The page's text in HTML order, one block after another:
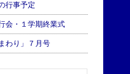
行事予定
会・１学期終業式
わり」７月号